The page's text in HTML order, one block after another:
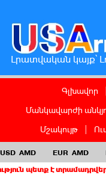
Լրատվական կայք՝
Գլխավոր
Մանկավարժի
Մշակույթ
USD AMD EUR AMD
տրամադրվեր միայն